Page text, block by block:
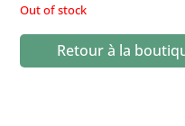
Out of stock
Retour à la